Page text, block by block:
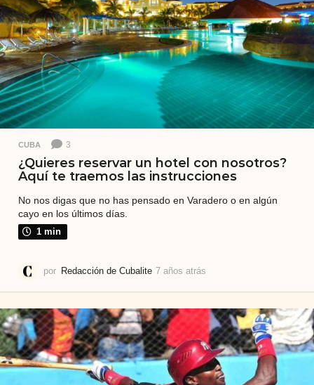
CUBA 3
¿Quieres reservar un hotel con nosotros?
Aquí te traemos las instrucciones
No nos digas que no has pensado en Varadero o en algún
cayo en los últimos días.
1 min
por Redacción de Cubalite 7 años atrás
o
s
a
t
r
á